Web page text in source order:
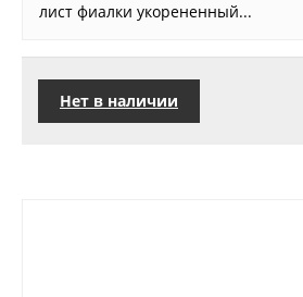
лист фиалки укорененный...
Нет в наличии